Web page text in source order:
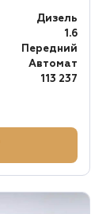
Дизель
1.6
Передний
Автомат
113 237